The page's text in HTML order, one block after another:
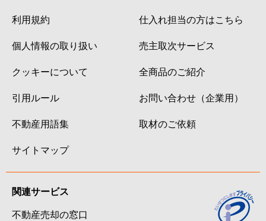
利用規約
個人情報の取り扱い
クッキーについて
引用ルール
不動産用語集
サイトマップ
仕入れ担当の方はこちら
売主取次サービス
全商品のご紹介
お問い合わせ（企業用）
取材のご依頼
関連サービス
不動産売却の窓口